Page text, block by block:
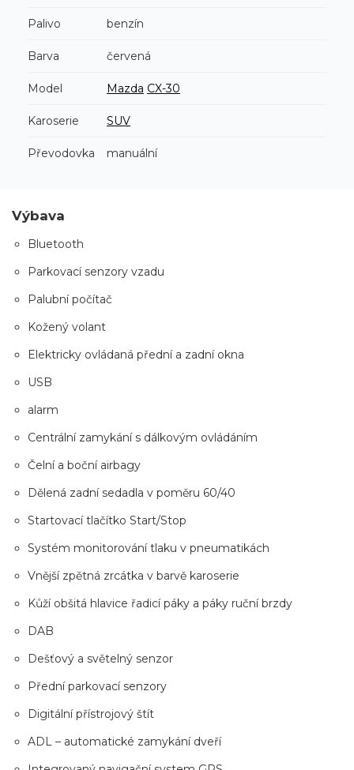
Palivo benzín
Barva červená
Model Mazda CX-30
Karoserie SUV
Převodovka manuální
Výbava
Bluetooth
Parkovací senzory vzadu
Palubní počítač
Kožený volant
Elektricky ovládaná přední a zadní okna
USB
alarm
Centrální zamykání s dálkovým ovládáním
Čelní a boční airbagy
Dělená zadní sedadla v poměru 60/40
Startovací tlačítko Start/Stop
Systém monitorování tlaku v pneumatikách
Vnější zpětná zrcátka v barvě karoserie
Kůží obšitá hlavice řadicí páky a páky ruční brzdy
DAB
Dešťový a světelný senzor
Přední parkovací senzory
Digitální přístrojový štít
ADL – automatické zamykání dveří